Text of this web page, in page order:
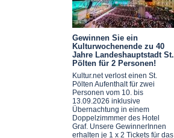
Gewinnen Sie ein
Kulturwochenende zu 40
Jahre Landeshauptstadt St.
Pölten für 2 Personen!
Kultur.net verlost einen St.
Pölten Aufenthalt für zwei
Personen vom 10. bis
13.09.2026 inklusive
Übernachtung in einem
Doppelzimmmer des Hotel
Graf. Unsere GewinnerInnen
erhalten je 1 x 2 Tickets für das